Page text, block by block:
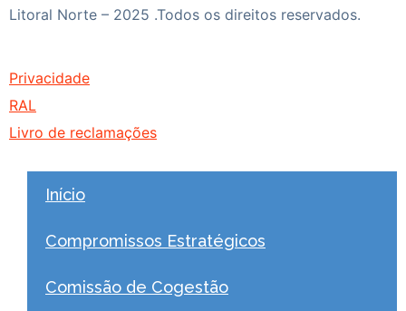
Litoral Norte – 2025 .Todos os direitos reservados.
Privacidade
RAL
Livro de reclamações
Início
Compromissos Estratégicos
Comissão de Cogestão